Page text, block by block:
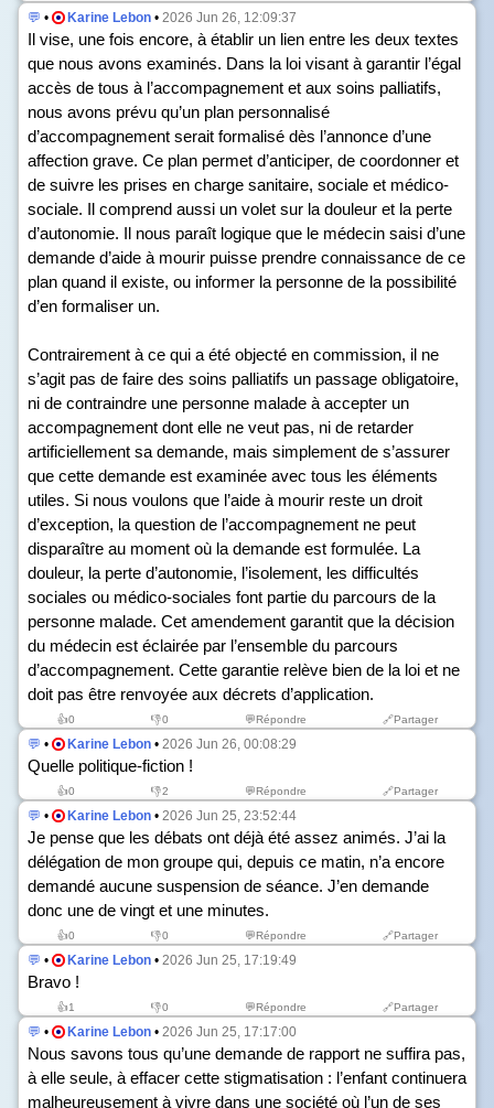
💬 • Karine Lebon • 2026 Jun 26, 12:09:37
Il vise, une fois encore, à établir un lien entre les deux textes
que nous avons examinés. Dans la loi visant à garantir l’égal
accès de tous à l’accompagnement et aux soins palliatifs,
nous avons prévu qu’un plan personnalisé
d’accompagnement serait formalisé dès l’annonce d’une
affection grave. Ce plan permet d’anticiper, de coordonner et
de suivre les prises en charge sanitaire, sociale et médico-
sociale. Il comprend aussi un volet sur la douleur et la perte
d’autonomie. Il nous paraît logique que le médecin saisi d’une
demande d’aide à mourir puisse prendre connaissance de ce
plan quand il existe, ou informer la personne de la possibilité
d’en formaliser un.
Contrairement à ce qui a été objecté en commission, il ne
s’agit pas de faire des soins palliatifs un passage obligatoire,
ni de contraindre une personne malade à accepter un
accompagnement dont elle ne veut pas, ni de retarder
artificiellement sa demande, mais simplement de s’assurer
que cette demande est examinée avec tous les éléments
utiles. Si nous voulons que l’aide à mourir reste un droit
d’exception, la question de l’accompagnement ne peut
disparaître au moment où la demande est formulée. La
douleur, la perte d’autonomie, l’isolement, les difficultés
sociales ou médico-sociales font partie du parcours de la
personne malade. Cet amendement garantit que la décision
du médecin est éclairée par l’ensemble du parcours
d’accompagnement. Cette garantie relève bien de la loi et ne
doit pas être renvoyée aux décrets d’application.
👍0 👎0 💬Répondre 🔗Partager
💬 • Karine Lebon • 2026 Jun 26, 00:08:29
Quelle politique-fiction !
👍0 👎2 💬Répondre 🔗Partager
💬 • Karine Lebon • 2026 Jun 25, 23:52:44
Je pense que les débats ont déjà été assez animés. J’ai la
délégation de mon groupe qui, depuis ce matin, n’a encore
demandé aucune suspension de séance. J’en demande
donc une de vingt et une minutes.
👍0 👎0 💬Répondre 🔗Partager
💬 • Karine Lebon • 2026 Jun 25, 17:19:49
Bravo !
👍1 👎0 💬Répondre 🔗Partager
💬 • Karine Lebon • 2026 Jun 25, 17:17:00
Nous savons tous qu’une demande de rapport ne suffira pas,
à elle seule, à effacer cette stigmatisation : l’enfant continuera
malheureusement à vivre dans une société où l’un de ses